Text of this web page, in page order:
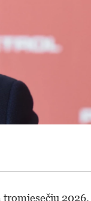
tromjesečju